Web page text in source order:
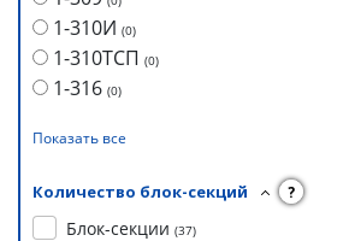
1-310И (0)
1-310ТСП (0)
1-316 (0)
Показать все
Количество блок-секций ?
Блок-секции (37)